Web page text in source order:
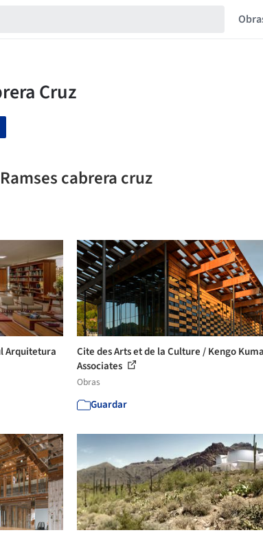
cabrera cruz
Arquitetura
Cite des Arts et de la Culture / Kengo
Associates
Obras
Guardar